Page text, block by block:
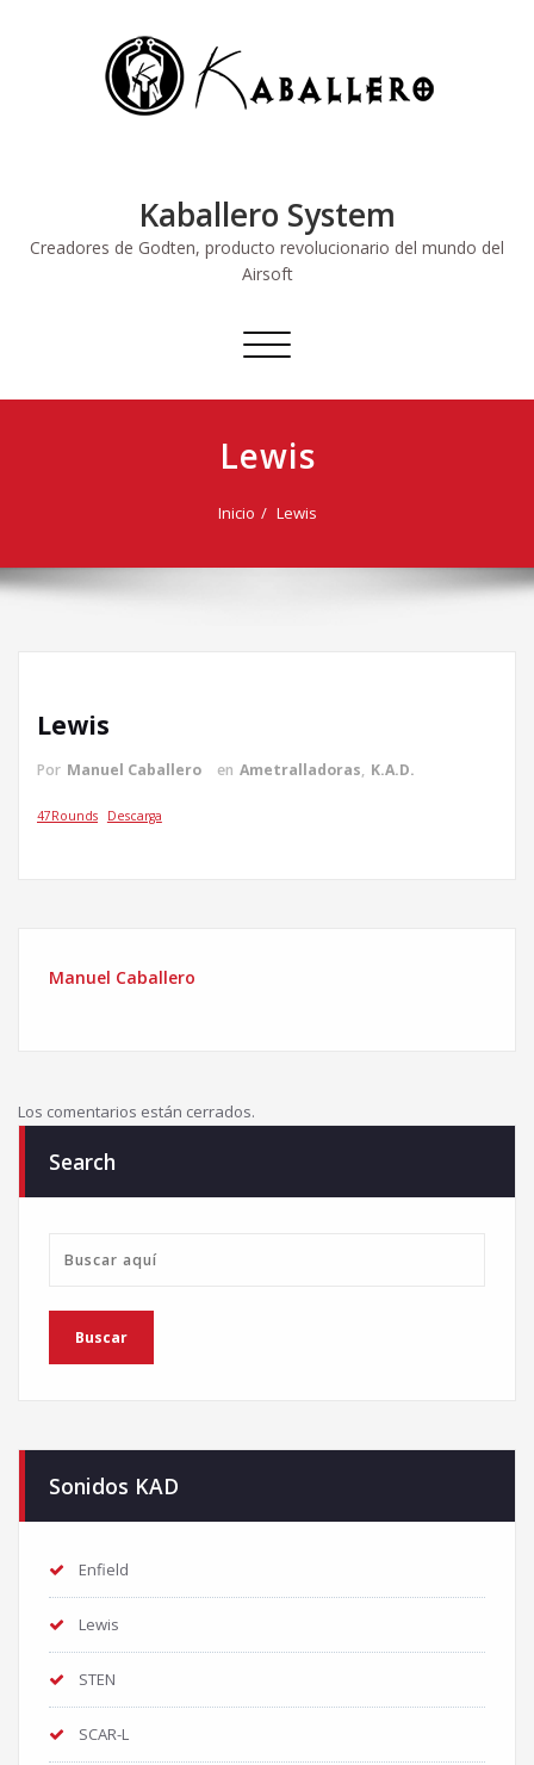
Kaballero System
Creadores de Godten, producto revolucionario del mundo del
Airsoft
Alternar
Lewis
Inicio Lewis
Lewis
Por Manuel Caballero en Ametralladoras, K.A.D.
47Rounds Descarga
Manuel Caballero
Los comentarios están cerrados.
Search
Sonidos KAD
Enfield
Lewis
STEN
SCAR-L